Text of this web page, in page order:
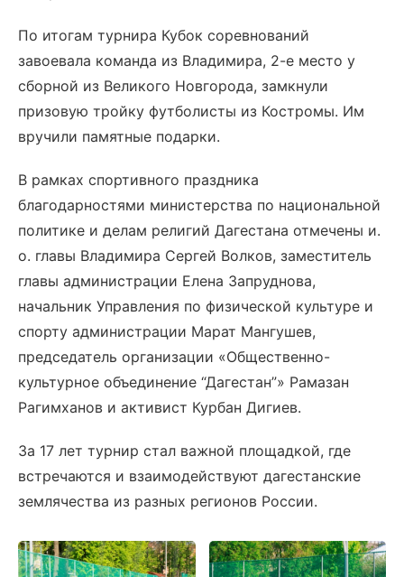
По итогам турнира Кубок соревнований
завоевала команда из Владимира, 2-е место у
сборной из Великого Новгорода, замкнули
призовую тройку футболисты из Костромы. Им
вручили памятные подарки.
В рамках спортивного праздника
благодарностями министерства по национальной
политике и делам религий Дагестана отмечены и.
о. главы Владимира Сергей Волков, заместитель
главы администрации Елена Запруднова,
начальник Управления по физической культуре и
спорту администрации Марат Мангушев,
председатель организации «Общественно-
культурное объединение “Дагестан”» Рамазан
Рагимханов и активист Курбан Дигиев.
За 17 лет турнир стал важной площадкой, где
встречаются и взаимодействуют дагестанские
землячества из разных регионов России.